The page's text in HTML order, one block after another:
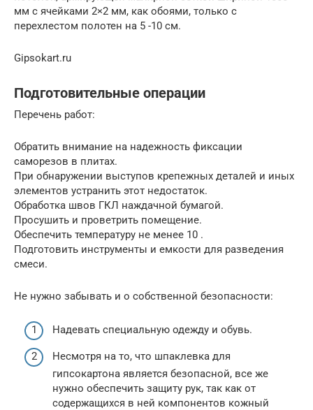
мм с ячейками 2×2 мм, как обоями, только с
перехлестом полотен на 5 -10 см.
Gipsokart.ru
Подготовительные операции
Перечень работ:
Обратить внимание на надежность фиксации
саморезов в плитах.
При обнаружении выступов крепежных деталей и иных
элементов устранить этот недостаток.
Обработка швов ГКЛ наждачной бумагой.
Просушить и проветрить помещение.
Обеспечить температуру не менее 10 .
Подготовить инструменты и емкости для разведения
смеси.
Не нужно забывать и о собственной безопасности:
Надевать специальную одежду и обувь.
Несмотря на то, что шпаклевка для
гипсокартона является безопасной, все же
нужно обеспечить защиту рук, так как от
содержащихся в ней компонентов кожный